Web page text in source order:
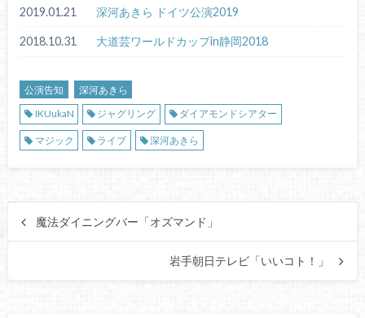
2019.01.21 深河あきら ドイツ公演2019
2018.10.31 大道芸ワールドカップin静岡2018
公演告知
深河あきら
IKUukaN
ジャグリング ダイアモンドシアター
マジック ライブ 深河あきら
魔法ダイニングバー「オズマンド」
岩手朝日テレビ「いいコト！」